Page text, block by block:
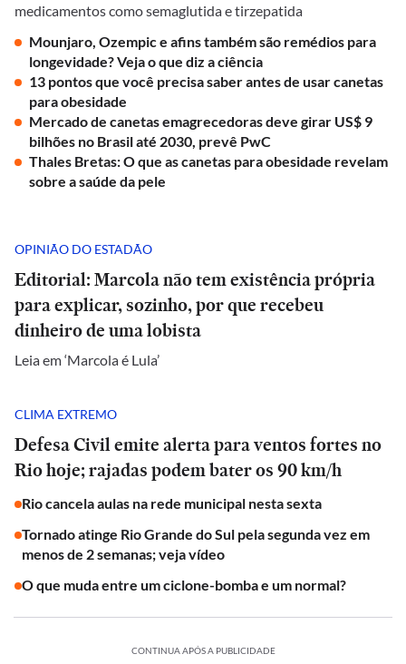
medicamentos como semaglutida e tirzepatida
Mounjaro, Ozempic e afins também são remédios para
longevidade? Veja o que diz a ciência
13 pontos que você precisa saber antes de usar canetas
para obesidade
Mercado de canetas emagrecedoras deve girar US$ 9
bilhões no Brasil até 2030, prevê PwC
Thales Bretas: O que as canetas para obesidade revelam
sobre a saúde da pele
OPINIÃO DO ESTADÃO
Editorial: Marcola não tem existência própria
para explicar, sozinho, por que recebeu
dinheiro de uma lobista
Leia em ‘Marcola é Lula’
CLIMA EXTREMO
Defesa Civil emite alerta para ventos fortes no
Rio hoje; rajadas podem bater os 90 km/h
Rio cancela aulas na rede municipal nesta sexta
Tornado atinge Rio Grande do Sul pela segunda vez em
menos de 2 semanas; veja vídeo
O que muda entre um ciclone-bomba e um normal?
CONTINUA APÓS A PUBLICIDADE